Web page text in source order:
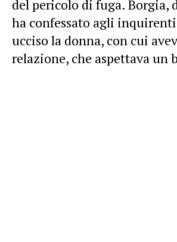
del pericolo di fuga. Borgia,
ha confessato agli
ucciso la donna, con cui
relazione, che aspettava un